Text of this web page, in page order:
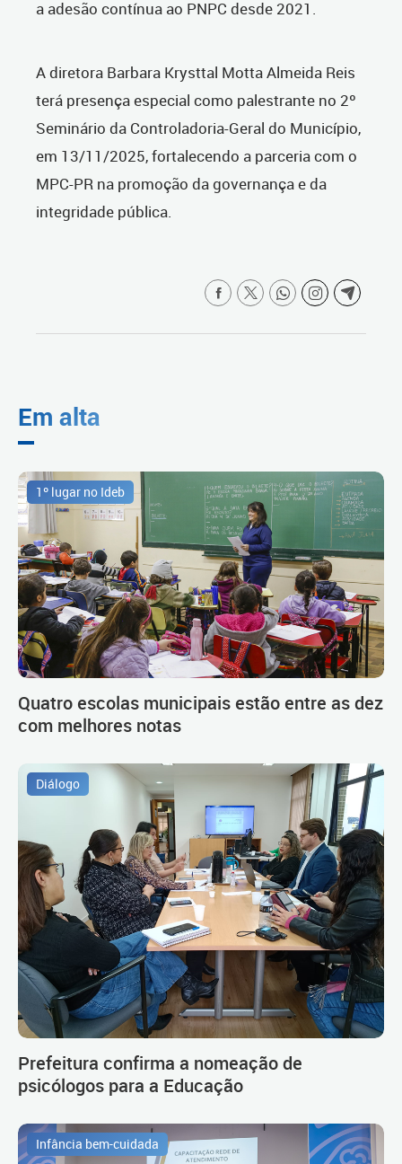
a adesão contínua ao PNPC desde 2021.
A diretora Barbara Krysttal Motta Almeida Reis
terá presença especial como palestrante no 2º
Seminário da Controladoria-Geral do Município,
em 13/11/2025, fortalecendo a parceria com o
MPC-PR na promoção da governança e da
integridade pública.
Em alta
1º lugar no Ideb
Quatro escolas municipais estão entre as dez
com melhores notas
Diálogo
Prefeitura confirma a nomeação de
psicólogos para a Educação
Infância bem-cuidada